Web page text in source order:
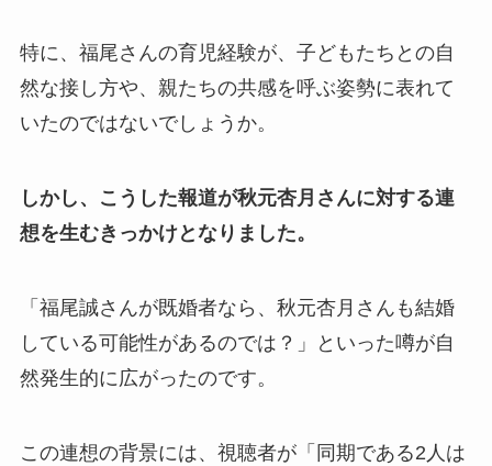
特に、福尾さんの育児経験が、子どもたちとの自
然な接し方や、親たちの共感を呼ぶ姿勢に表れて
いたのではないでしょうか。
しかし、こうした報道が秋元杏月さんに対する連
想を生むきっかけとなりました。
「福尾誠さんが既婚者なら、秋元杏月さんも結婚
している可能性があるのでは？」といった噂が自
然発生的に広がったのです。
この連想の背景には、視聴者が「同期である2人は